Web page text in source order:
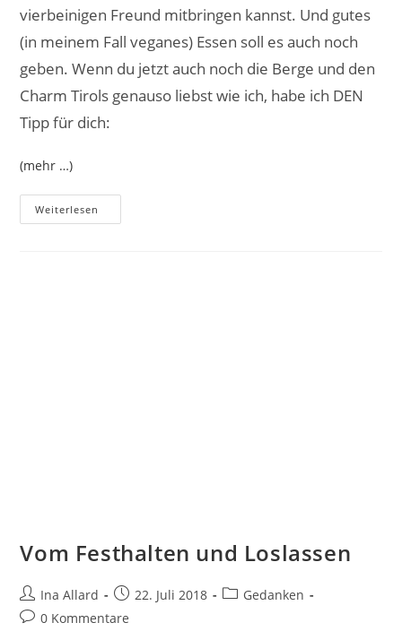
vierbeinigen Freund mitbringen kannst. Und gutes
(in meinem Fall veganes) Essen soll es auch noch
geben. Wenn du jetzt auch noch die Berge und den
Charm Tirols genauso liebst wie ich, habe ich DEN
Tipp für dich:
(mehr …)
Weiterlesen
Vom Festhalten und Loslassen
Ina Allard 22. Juli 2018
Gedanken
0 Kommentare